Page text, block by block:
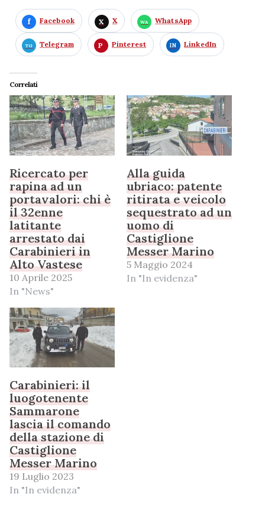
Facebook X WhatsApp
Telegram Pinterest LinkedIn
Correlati
Ricercato per
rapina ad un
portavalori: chi è
il 32enne
latitante
arrestato dai
Carabinieri in
Alto Vastese
10 Aprile 2025
In "News"
Alla guida
ubriaco: patente
ritirata e veicolo
sequestrato ad un
uomo di
Castiglione
Messer Marino
5 Maggio 2024
In "In evidenza"
Carabinieri: il
luogotenente
Sammarone
lascia il comando
della stazione di
Castiglione
Messer Marino
19 Luglio 2023
In "In evidenza"